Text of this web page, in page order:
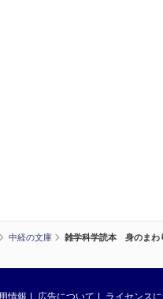
中経の文庫
雑学科学読本 身のまわ
情報 広告について ライセンス